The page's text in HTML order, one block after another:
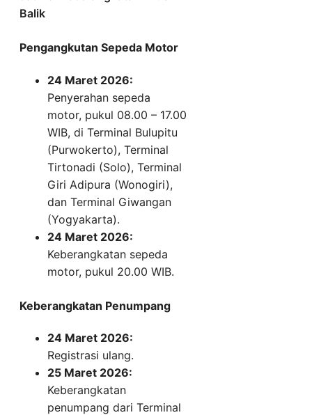
Balik
Pengangkutan Sepeda Motor
24 Maret 2026:
Penyerahan sepeda
motor, pukul 08.00 – 17.00
WIB, di Terminal Bulupitu
(Purwokerto), Terminal
Tirtonadi (Solo), Terminal
Giri Adipura (Wonogiri),
dan Terminal Giwangan
(Yogyakarta).
24 Maret 2026:
Keberangkatan sepeda
motor, pukul 20.00 WIB.
Keberangkatan Penumpang
24 Maret 2026:
Registrasi ulang.
25 Maret 2026:
Keberangkatan
penumpang dari Terminal